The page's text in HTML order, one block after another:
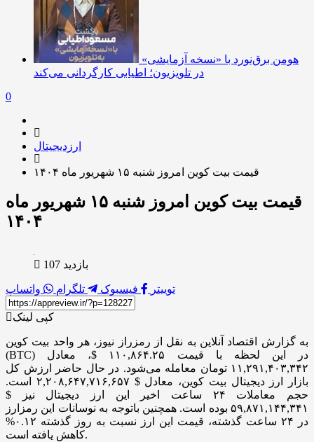
هومن برق‌نورد با «نسخه آزمایشی»
در تلویزیون؛ اطیابی کارگردانی می‌کند
0
ارزدیجیتال
قیمت بیت کوین امروز شنبه ۱۵ شهریور ماه ۱۴۰۴
قیمت بیت کوین امروز شنبه ۱۵ شهریور ماه
۱۴۰۴
بازدید 107
توییتر فیسبوک تلگرام واتساپ
کپی لینک
به گزارش اقتصاد آنلاین به نقل از رمزراز نیوز، هر واحد بیت کوین
(BTC) در این لحظه با قیمت ۱۱۰,۸۶۴.۲۵ $، معادل
۱۱,۲۹۱,۴۰۳,۳۴۲ تومان معامله می‌شود. در حال حاضر ارزش کل
بازار ارز دیجیتال بیت کوین، معادل $ ۲,۲۰۸,۶۴۷,۷۱۶,۶۵۷ است.
حجم معاملات ۲۴ ساعت اخیر این ارز دیجیتال نیز $
۵۹,۸۷۱,۱۴۴,۳۴۱ بوده است. همچنین باتوجه به نوسانات این رمزارز
در ۲۴ ساعت گذشته، قیمت این ارز نسبت به روز گذشته ۰.۱۲%
کاهش یافته است.